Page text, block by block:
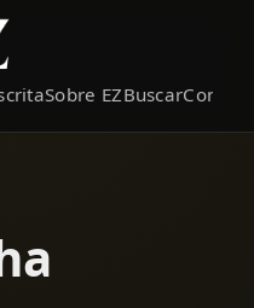
Sobre EZBuscar